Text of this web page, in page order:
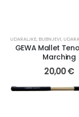
UDARALJKE, BUBNJEVI,
GEWA Mallet
Marching
20,00€